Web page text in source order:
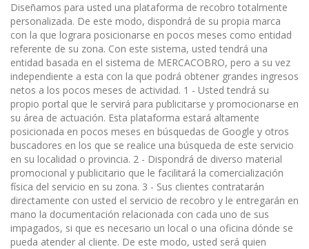
Diseñamos para usted una plataforma de recobro totalmente
personalizada. De este modo, dispondrá de su propia marca
con la que lograra posicionarse en pocos meses como entidad
referente de su zona. Con este sistema, usted tendrá una
entidad basada en el sistema de MERCACOBRO, pero a su vez
independiente a esta con la que podrá obtener grandes ingresos
netos a los pocos meses de actividad. 1 - Usted tendrá su
propio portal que le servirá para publicitarse y promocionarse en
su área de actuación. Esta plataforma estará altamente
posicionada en pocos meses en búsquedas de Google y otros
buscadores en los que se realice una búsqueda de este servicio
en su localidad o provincia. 2 - Dispondrá de diverso material
promocional y publicitario que le facilitará la comercialización
física del servicio en su zona. 3 - Sus clientes contratarán
directamente con usted el servicio de recobro y le entregarán en
mano la documentación relacionada con cada uno de sus
impagados, si que es necesario un local o una oficina dónde se
pueda atender al cliente. De este modo, usted será quien